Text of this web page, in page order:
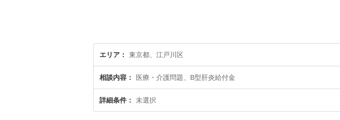
エリア 東京都、江戸川区
相談内容 医療・介護問題、B型肝炎給付金
詳細条件 未選択